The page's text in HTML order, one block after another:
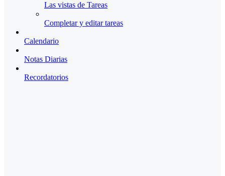
Las vistas de Tareas
Completar y editar tareas
Calendario
Notas Diarias
Recordatorios